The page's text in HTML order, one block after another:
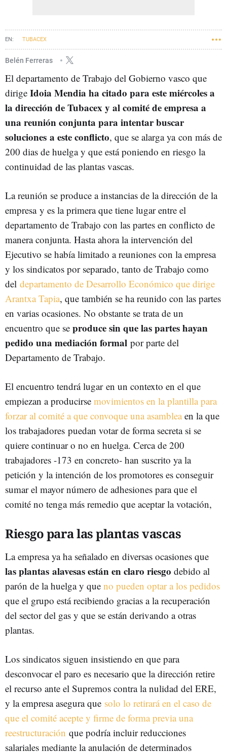
TUBACEX
Belén Ferreras
El departamento de Trabajo del Gobierno vasco que
dirige Idoia Mendia ha citado para este miércoles a
la dirección de Tubacex y al comité de empresa a
una reunión conjunta para intentar buscar
soluciones a este conflicto, que se alarga ya con más de
200 dias de huelga y que está poniendo en riesgo la
continuidad de las plantas vascas.
La reunión se produce a instancias de la dirección de la
empresa y es la primera que tiene lugar entre el
departamento de Trabajo con las partes en conflicto de
manera conjunta. Hasta ahora la intervención del
Ejecutivo se había limitado a reuniones con la empresa
y los sindicatos por separado, tanto de Trabajo como
del departamento de Desarrollo Económico que dirige
Arantxa Tapia, que también se ha reunido con las partes
en varias ocasiones. No obstante se trata de un
encuentro que se produce sin que las partes hayan
pedido una mediación formal por parte del
Departamento de Trabajo.
El encuentro tendrá lugar en un contexto en el que
empiezan a producirse movimientos en la plantilla para
forzar al comité a que convoque una asambleaen la que
los trabajadores puedan votar de forma secreta si se
quiere continuar o no en huelga. Cerca de 200
trabajadores -173 en concreto- han suscrito ya la
petición y la intención de los promotores es conseguir
sumar el mayor número de adhesiones para que el
comité no tenga más remedio que aceptar la votación,
Riesgo para las plantas vascas
La empresa ya ha señalado en diversas ocasiones que
las plantas alavesas están en claro riesgo debido al
parón de la huelga y que no pueden optar a los pedidos
que el grupo está recibiendo gracias a la recuperación
del sector del gas y que se están derivando a otras
plantas.
Los sindicatos siguen insistiendo en que para
desconvocar el paro es necesario que la dirección retire
el recurso ante el Supremos contra la nulidad del ERE,
y la empresa asegura que solo lo retirará en el caso de
que el comité acepte y firme de forma previa una
reestructuración que podría incluir reducciones
salariales mediante la anulación de determinados